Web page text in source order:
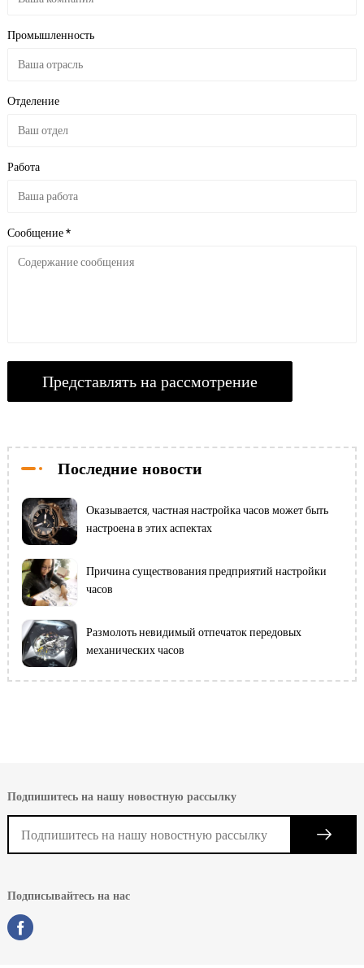
Промышленность
Отделение
Работа
Сообщение *
Последние новости
Оказывается, частная настройка часов может быть
настроена в этих аспектах
Причина существования предприятий настройки
часов
Размолоть невидимый отпечаток передовых
механических часов
Подпишитесь на нашу новостную рассылку
Подписывайтесь на нас